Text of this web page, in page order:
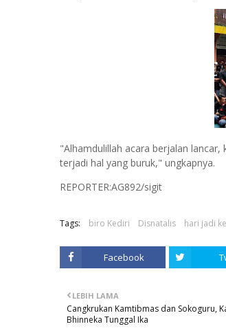
"Alhamdulillah acara berjalan
terjadi hal yang buruk," ungkapnya.
REPORTER:AG892/sigit
Tags: biro Kediri Disnatalis hari jadi
Facebook
LEBIH LAMA
Cangkrukan Kamtibmas dan Sokoguru,
Bhinneka Tunggal Ika